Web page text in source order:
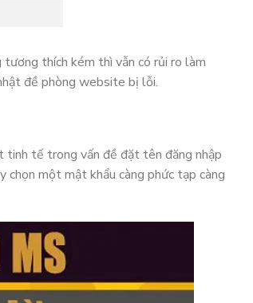
thích kém thì vẫn có rủi ro làm
đề phòng website bị lỗi.
tế trong vấn đề đặt tên đăng nhập
chọn một mật khẩu càng phức tạp càng